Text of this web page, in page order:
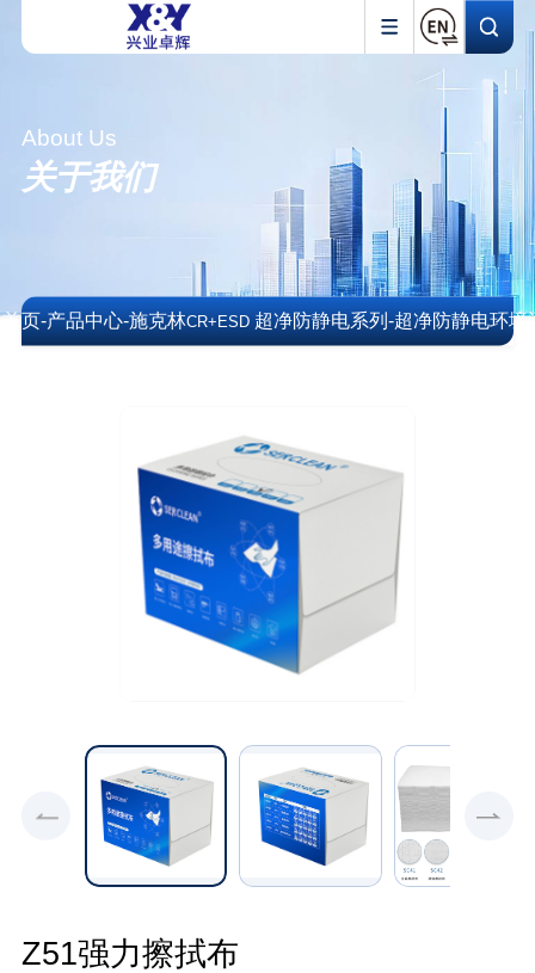
About Us
关于我们
首页-产品中心-施克林CR+ESD超净防静电系列-超净防静电环境
Z51强力擦拭布